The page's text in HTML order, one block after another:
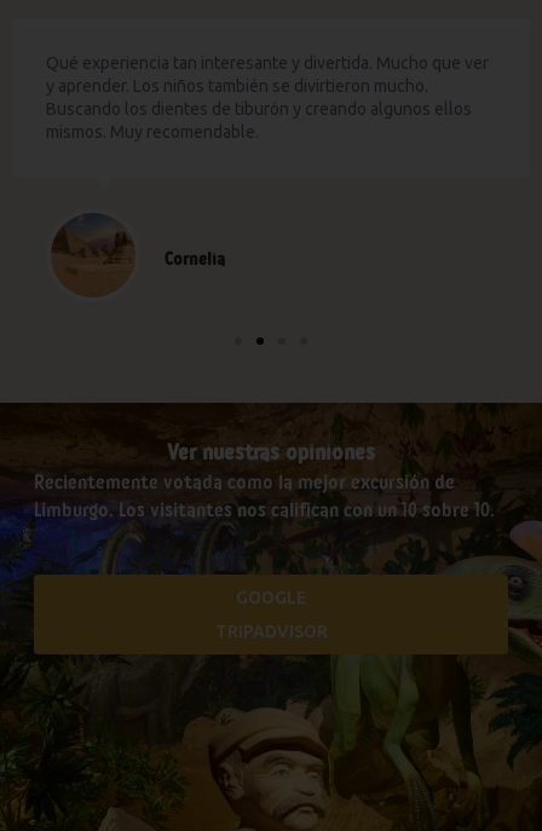
Qué experiencia tan interesante y divertida. Mucho que ver
y aprender. Los niños también se divirtieron mucho.
Buscando los dientes de tiburón y creando algunos ellos
mismos. Muy recomendable.
Cornelia
Ver nuestras opiniones
Recientemente votada como la mejor excursión de
Limburgo. Los visitantes nos califican con un 10 sobre 10.
GOOGLE
TRIPADVISOR